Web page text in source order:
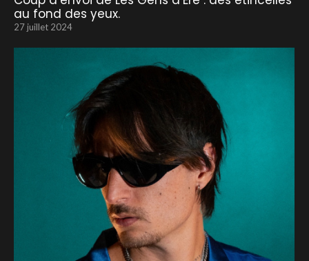
au fond des yeux.
27 juillet 2024